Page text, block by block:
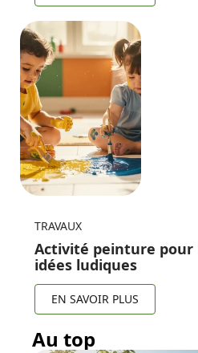
TRAVAUX
Activité peinture pour
idées ludiques
EN SAVOIR PLUS
Au top